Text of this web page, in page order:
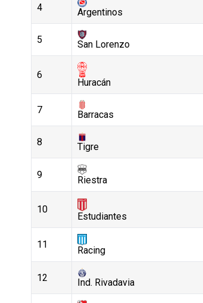
4 Argentinos
5 San Lorenzo
6
Huracán
7 Barracas
8 Tigre
9 Riestra
10
Estudiantes
11
Racing
12 Ind. Rivadavia